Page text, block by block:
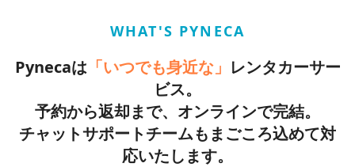
WHAT'S PYNECA
Pynecaは「いつでも身近な」 レンタカーサー
ビス。
予約から返却まで、オンラインで完結。
チャットサポートチームもまごころ込めて対
応いたします。